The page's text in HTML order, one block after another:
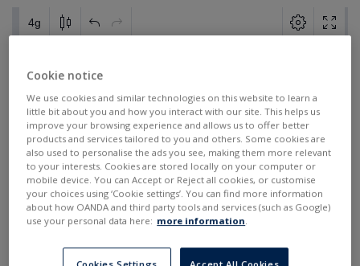
Cookie notice
We use cookies and similar technologies on this website to learn a
little bit about you and how you interact with our site. This helps us
improve your browsing experience and allows us to offer better
products and services tailored to you and others. Some cookies are
also used to personalise the ads you see, making them more relevant
to your interests. Cookies are stored locally on your computer or
mobile device. You can Accept or Reject all cookies, or customise
your choices using ‘Cookie settings’. You can find more information
about how OANDA and third party tools and services (such as Google)
use your personal data here: more information.